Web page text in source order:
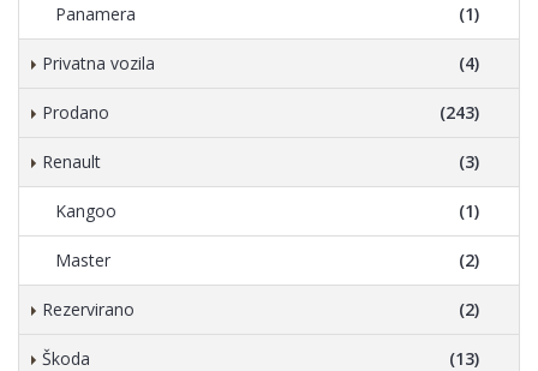
Panamera (1)
Privatna vozila (4)
Prodano (243)
Renault (3)
Kangoo (1)
Master (2)
Rezervirano (2)
Škoda (13)